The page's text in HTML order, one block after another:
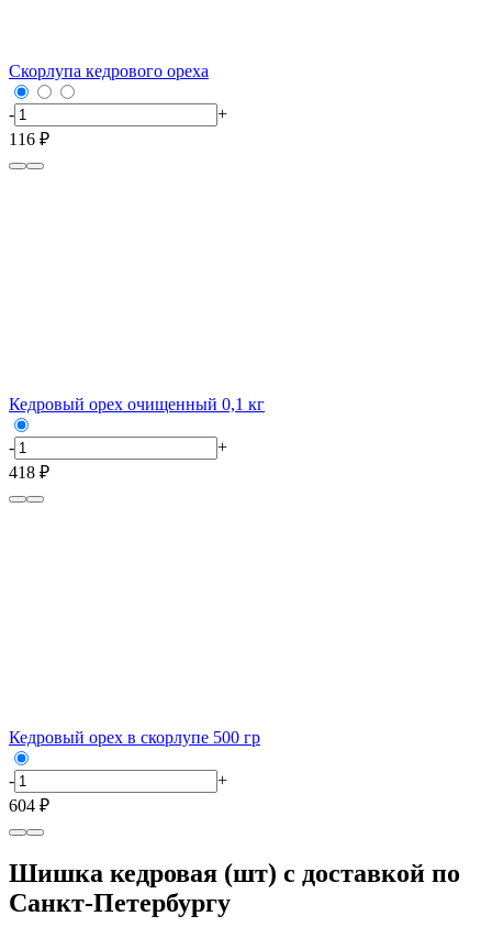
Скорлупа кедрового ореха
-
+
116 ₽
Кедровый орех очищенный 0,1 кг
-
+
418 ₽
Кедровый орех в скорлупе 500 гр
-
+
604 ₽
Шишка кедровая (шт) с доставкой по
Санкт-Петербургу